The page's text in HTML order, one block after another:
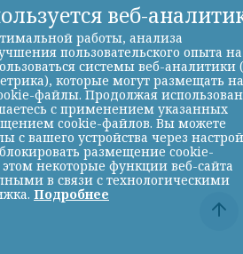
веб-
работы, анализа
пользовательского опыта на
системы веб-аналитики
которые могут размещать на
файлы. Продолжая
с применением указанных
cookie-файлов. Вы можете
с вашего устройства через
размещение cookie-
некоторые функции веб-сайта
в связи с технологическими
Подробнее